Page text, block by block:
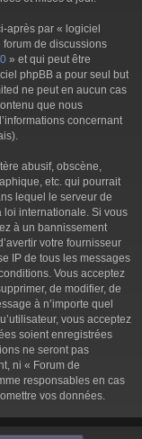
après par « logiciel
de discussions
» et qui peut être
phpBB a pour seul but
ne peut en aucun cas
que nous
concernant
abusif, obscène,
etc. qui pourrait
lequel le serveur de
loi internationale. Si vous
à un bannissement
votre fournisseur
IP de tous les messages
Vous acceptez
de modifier, de
à n’importe quel
vous acceptez
soient enregistrées
ne seront pas
ni « Forum de
responsables en cas
vos données.